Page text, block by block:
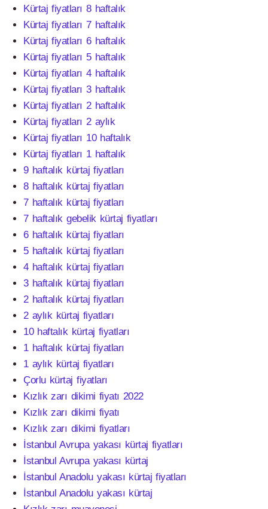
Kürtaj fiyatları 8 haftalık
Kürtaj fiyatları 7 haftalık
Kürtaj fiyatları 6 haftalık
Kürtaj fiyatları 5 haftalık
Kürtaj fiyatları 4 haftalık
Kürtaj fiyatları 3 haftalık
Kürtaj fiyatları 2 haftalık
Kürtaj fiyatları 2 aylık
Kürtaj fiyatları 10 haftalık
Kürtaj fiyatları 1 haftalık
9 haftalık kürtaj fiyatları
8 haftalık kürtaj fiyatları
7 haftalık kürtaj fiyatları
7 haftalık gebelik kürtaj fiyatları
6 haftalık kürtaj fiyatları
5 haftalık kürtaj fiyatları
4 haftalık kürtaj fiyatları
3 haftalık kürtaj fiyatları
2 haftalık kürtaj fiyatları
2 aylık kürtaj fiyatları
10 haftalık kürtaj fiyatları
1 haftalık kürtaj fiyatları
1 aylık kürtaj fiyatları
Çorlu kürtaj fiyatları
Kızlık zarı dikimi fiyatı 2022
Kızlık zarı dikimi fiyatı
Kızlık zarı dikimi fiyatları
İstanbul Avrupa yakası kürtaj fiyatları
İstanbul Avrupa yakası kürtaj
İstanbul Anadolu yakası kürtaj fiyatları
İstanbul Anadolu yakası kürtaj